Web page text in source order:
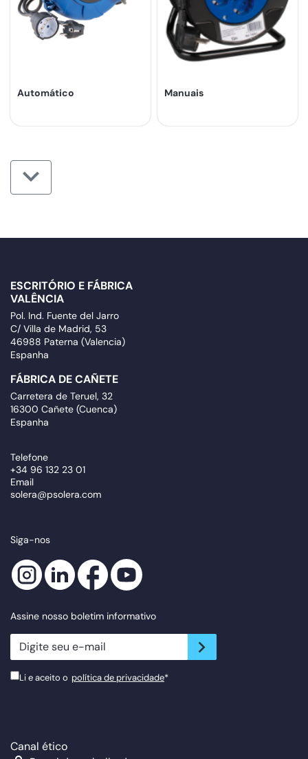
Automático Manuais
ESCRITÓRIO E FÁBRICA
VALÊNCIA
Pol. Ind. Fuente del Jarro
C/ Villa de Madrid, 53
46988 Paterna (Valencia)
Espanha
FÁBRICA DE CAÑETE
Carretera de Teruel, 32
16300 Cañete (Cuenca)
Espanha
Telefone
+34 96 132 23 01
Email
solera@psolera.com
Siga-nos
Assine nosso boletim informativo
newsletter.suscribe
Li e aceito o política de privacidade*
Canal ético